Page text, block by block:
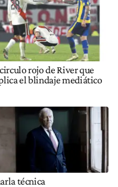
rojo de River que
el blindaje mediático
técnica